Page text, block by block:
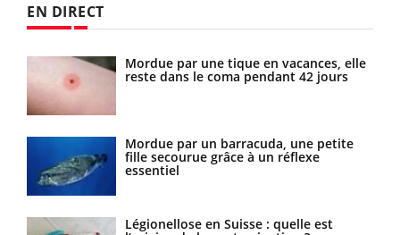
EN DIRECT
Mordue par une tique en vacances, elle
reste dans le coma pendant 42 jours
Mordue par un barracuda, une petite
fille secourue grâce à un réflexe
essentiel
Légionellose en Suisse : quelle est